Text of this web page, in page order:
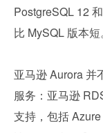
PostgreSQL 12
比 MySQL 版本短。
亚马逊 Aurora 并
服务：亚马逊
支持，包括